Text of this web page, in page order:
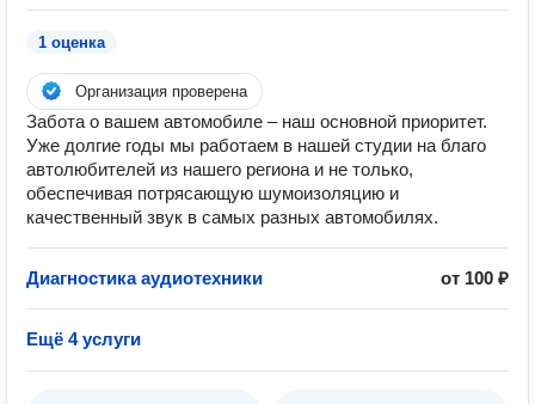
1 оценка
Организация проверена
Забота о вашем автомобиле – наш основной приоритет.
Уже долгие годы мы работаем в нашей студии на благо
автолюбителей из нашего региона и не только,
обеспечивая потрясающую шумоизоляцию и
качественный звук в самых разных автомобилях.
Диагностика аудиотехники от 100 ₽
Ещё 4 услуги